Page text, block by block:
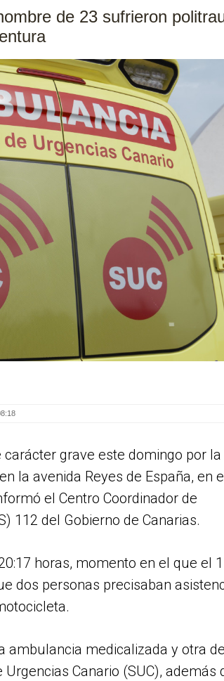
de 23 sufrieron
grave este domingo por la
la avenida Reyes de España, en
el Centro Coordinador de
112 del Gobierno de Canarias.
horas, momento en el que el
dos personas precisaban
ambulancia medicalizada y otra de
Canario (SUC), además